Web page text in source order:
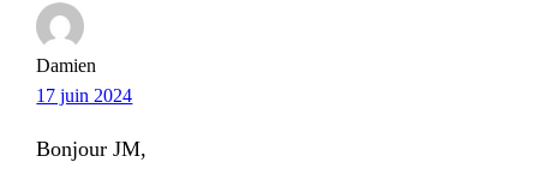
Damien
17 juin 2024
Bonjour JM,